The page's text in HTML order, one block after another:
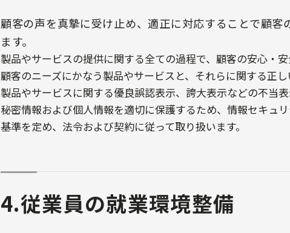
顧客の声を真摯に受け止め、適正に対応することで顧
ます。
製品やサービスの提供に関する全ての過程で、顧客の安心・安
顧客のニーズにかなう製品やサービスと、それらに関する正し
製品やサービスに関する優良誤認表示、誇大表示などの不当表
秘密情報および個人情報を適切に保護するため、情報セキュ
基準を定め、法令および契約に従って取り扱います。
4.従業員の就業環境整備